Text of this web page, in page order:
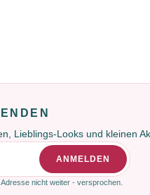
Lieblings-Looks und kleinen
ANMELDEN
nicht weiter - versprochen.